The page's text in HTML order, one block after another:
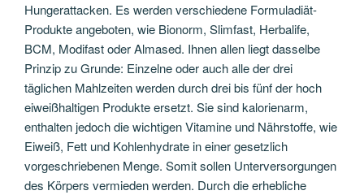
Hungerattacken. Es werden verschiedene Formuladiät-
Produkte angeboten, wie Bionorm, Slimfast, Herbalife,
BCM, Modifast oder Almased. Ihnen allen liegt dasselbe
Prinzip zu Grunde: Einzelne oder auch alle der drei
täglichen Mahlzeiten werden durch drei bis fünf der hoch
eiweißhaltigen Produkte ersetzt. Sie sind kalorienarm,
enthalten jedoch die wichtigen Vitamine und Nährstoffe, wie
Eiweiß, Fett und Kohlenhydrate in einer gesetzlich
vorgeschriebenen Menge. Somit sollen Unterversorgungen
des Körpers vermieden werden. Durch die erhebliche